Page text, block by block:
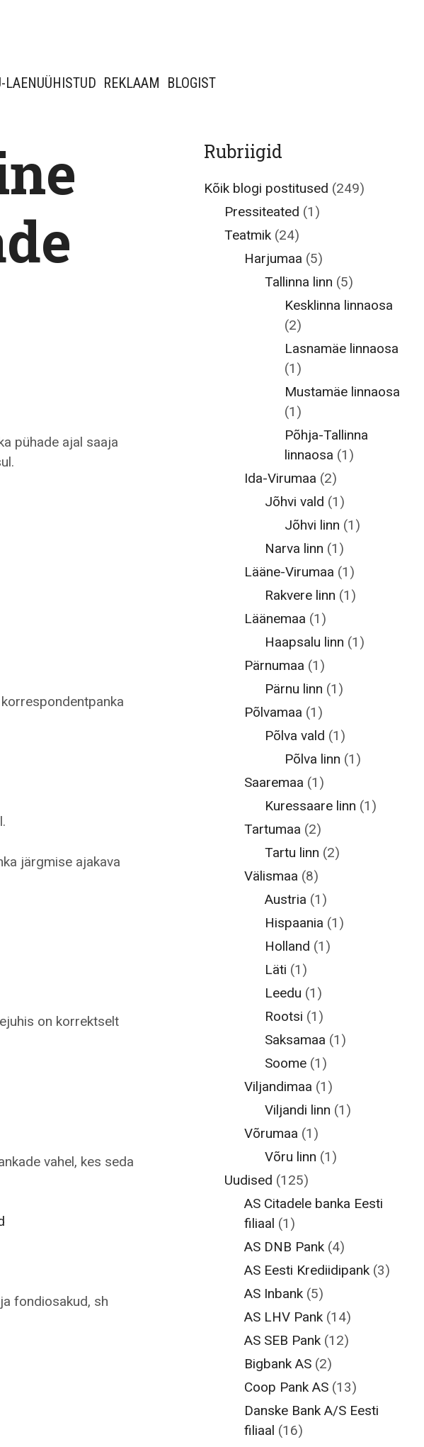
LAENUÜHISTUD REKLAAM BLOGIST
pühade ajal saaja
järgmise ajakava
on korrektselt
vahel, kes seda
fondiosakud, sh
Rubriigid
Kõik blogi postitused (249)
Pressiteated (1)
Teatmik(24)
Harjumaa (5)
Tallinna linn (5)
Kesklinna linnaosa
(2)
Lasnamäe linnaosa
(1)
Mustamäe linnaosa
(1)
Põhja-Tallinna
linnaosa (1)
Ida-Virumaa (2)
Jõhvi vald (1)
Jõhvi linn (1)
Narva linn (1)
Lääne-Virumaa (1)
Rakvere linn (1)
Läänemaa (1)
Haapsalu linn (1)
Pärnumaa (1)
Pärnu linn (1)
Põlvamaa (1)
Põlva vald (1)
Põlva linn (1)
Saaremaa (1)
Kuressaare linn (1)
Tartumaa (2)
Tartu linn (2)
Välismaa (8)
Austria (1)
Hispaania (1)
Holland (1)
Läti (1)
Leedu (1)
Rootsi (1)
Saksamaa (1)
Soome(1)
Viljandimaa (1)
Viljandi linn (1)
Võrumaa (1)
Võru linn (1)
Uudised (125)
AS Citadele banka Eesti
filiaal (1)
AS DNB Pank (4)
AS Eesti Krediidipank (3)
AS Inbank (5)
AS LHV Pank (14)
AS SEB Pank (12)
Bigbank AS (2)
Coop Pank AS (13)
Danske Bank A/S Eesti
filiaal (16)